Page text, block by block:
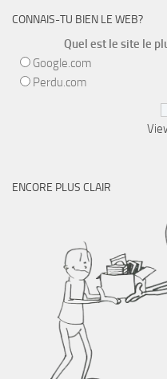
CONNAIS-TU BIEN LE WEB?
Quel est le site le
Google.com
Perdu.com
ENCORE PLUS CLAIR